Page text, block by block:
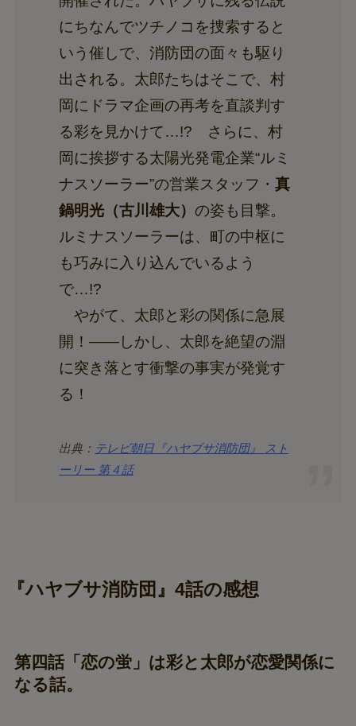
にちなんでツチノコを捜索すると
いう催しで、消防団の面々も駆り
出される。太郎たちはそこで、村
岡にドラマ企画の再考を直談判す
る彩を見かけて…!? さらに、村
岡に挨拶する太陽光発電企業“ルミ
ナスソーラー”の営業スタッフ・真
鍋明光（古川雄大）の姿も目撃。
ルミナスソーラーは、町の中枢に
も巧みに入り込んでいるよう
で…!?
やがて、太郎と彩の関係に急展
開！――しかし、太郎を絶望の淵
に突き落とす衝撃の事実が発覚す
る！
出典： テレビ朝日『ハヤブサ消防団』 スト
ーリー 第４話
『ハヤブサ消防団』4話の感想
第四話「恋の蛍」は彩と太郎が恋愛関係に
なる話。